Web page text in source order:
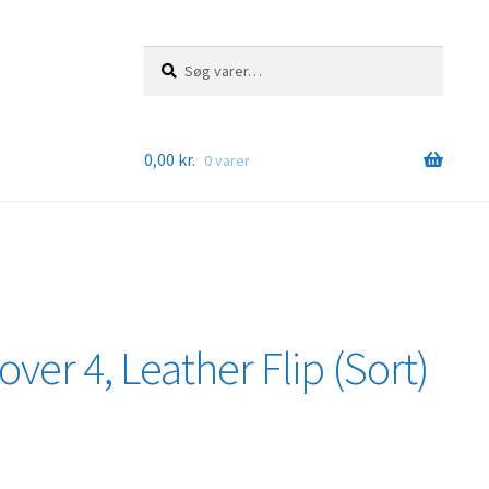
efter:
0,00 kr. 0 varer
4, Leather Flip (Sort)